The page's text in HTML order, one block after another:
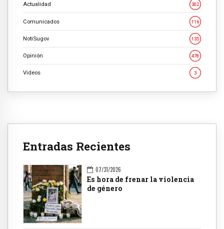
Actualidad 302
Comunicados 116
NotiSugov 135
Opinión 478
Videos 3
Entradas Recientes
07/31/2026
Es hora de frenar la violencia
de género